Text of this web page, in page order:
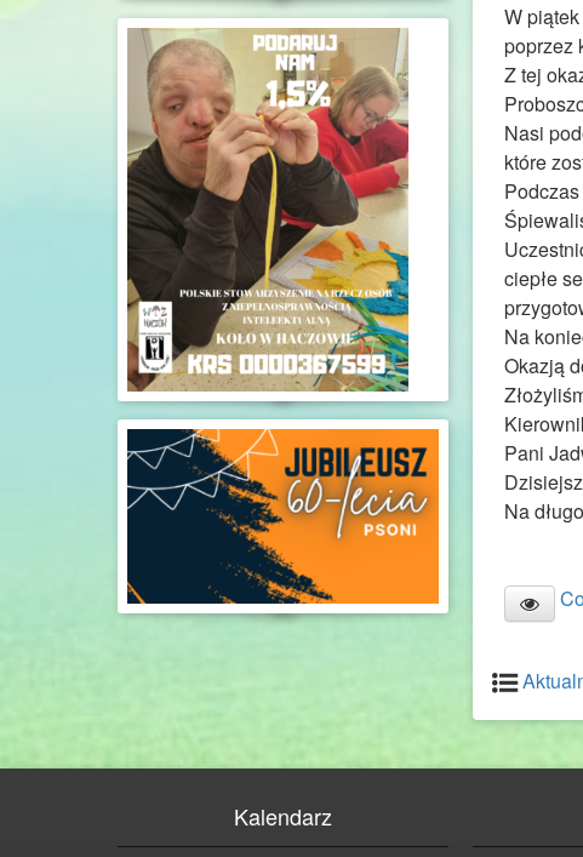
W
poprzez
Z tej
Nasi
które
ciepłe
Na
Okazją
Pani
Na
Kalendarz